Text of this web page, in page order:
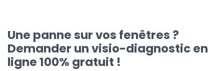
Une panne sur vos fenêtres ?
Demander un visio-diagnostic en
ligne 100% gratuit !